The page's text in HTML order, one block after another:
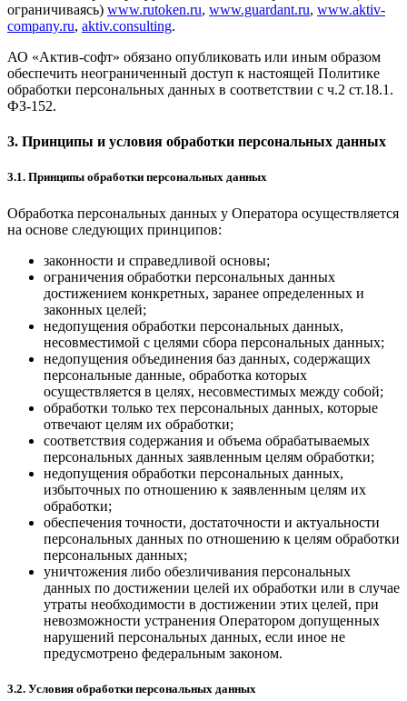
ограничиваясь) www.rutoken.ru, www.guardant.ru, www.aktiv-
company.ru, aktiv.consulting.
АО «Актив-софт» обязано опубликовать или иным образом
обеспечить неограниченный доступ к настоящей Политике
обработки персональных данных в соответствии с ч.2 ст.18.1.
ФЗ-152.
3. Принципы и условия обработки персональных данных
3.1. Принципы обработки персональных данных
Обработка персональных данных у Оператора осуществляется
на основе следующих принципов:
законности и справедливой основы;
ограничения обработки персональных данных
достижением конкретных, заранее определенных и
законных целей;
недопущения обработки персональных данных,
несовместимой с целями сбора персональных данных;
недопущения объединения баз данных, содержащих
персональные данные, обработка которых
осуществляется в целях, несовместимых между собой;
обработки только тех персональных данных, которые
отвечают целям их обработки;
соответствия содержания и объема обрабатываемых
персональных данных заявленным целям обработки;
недопущения обработки персональных данных,
избыточных по отношению к заявленным целям их
обработки;
обеспечения точности, достаточности и актуальности
персональных данных по отношению к целям обработки
персональных данных;
уничтожения либо обезличивания персональных
данных по достижении целей их обработки или в случае
утраты необходимости в достижении этих целей, при
невозможности устранения Оператором допущенных
нарушений персональных данных, если иное не
предусмотрено федеральным законом.
3.2. Условия обработки персональных данных